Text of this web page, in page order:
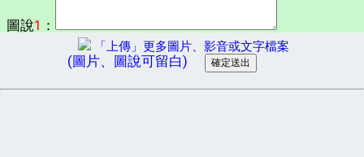
圖說1 ：
「上傳」更多圖片、影音或文字檔案
(圖片、圖說可留白)